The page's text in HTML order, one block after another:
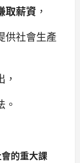
取薪資 ，
供社會生產
。
的重大課